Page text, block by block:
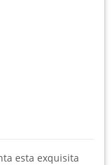
esta exquisita